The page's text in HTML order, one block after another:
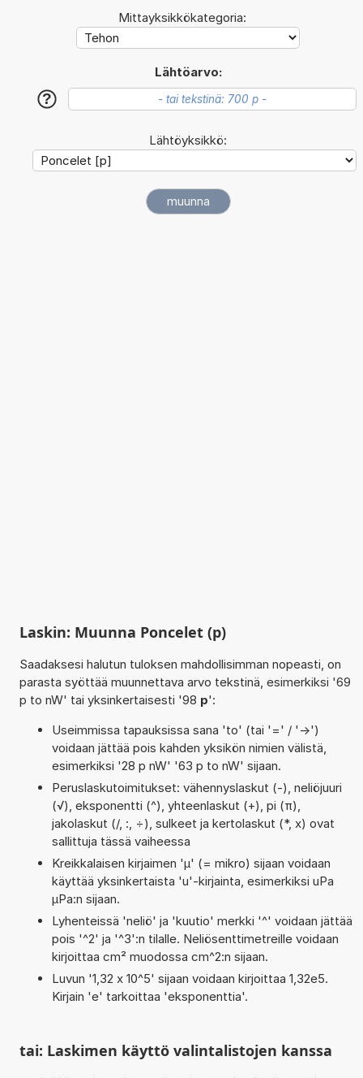
Mittayksikkökategoria:
Lähtöarvo:
?
Lähtöyksikkö:
Laskin: Muunna Poncelet (p)
Saadaksesi halutun tuloksen mahdollisimman nopeasti, on
parasta syöttää muunnettava arvo tekstinä, esimerkiksi '69
p to nW' tai yksinkertaisesti '98 p':
Useimmissa tapauksissa sana 'to' (tai '=' / '->')
voidaan jättää pois kahden yksikön nimien välistä,
esimerkiksi '28 p nW' '63 p to nW' sijaan.
Peruslaskutoimitukset: vähennyslaskut (-), neliöjuuri
(√), eksponentti (^), yhteenlaskut (+), pi (π),
jakolaskut (/, :, ÷), sulkeet ja kertolaskut (*, x) ovat
sallittuja tässä vaiheessa
Kreikkalaisen kirjaimen 'µ' (= mikro) sijaan voidaan
käyttää yksinkertaista 'u'-kirjainta, esimerkiksi uPa
µPa:n sijaan.
Lyhenteissä 'neliö' ja 'kuutio' merkki '^' voidaan jättää
pois '^2' ja '^3':n tilalle. Neliösenttimetreille voidaan
kirjoittaa cm² muodossa cm^2:n sijaan.
Luvun '1,32 x 10^5' sijaan voidaan kirjoittaa 1,32e5.
Kirjain 'e' tarkoittaa 'eksponenttia'.
tai: Laskimen käyttö valintalistojen kanssa